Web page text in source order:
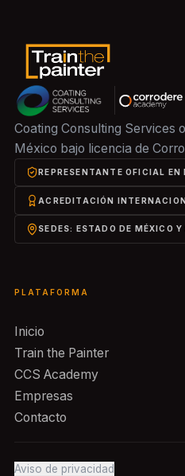
Coating Consulting Services
México bajo licencia de
REPRESENTANTE OFICIAL EN
ACREDITACIÓN
SEDES: ESTADO DE MÉXICO Y
PLATAFORMA
Inicio
Train the Painter
CCS Academy
Empresas
Contacto
Aviso de privacidad